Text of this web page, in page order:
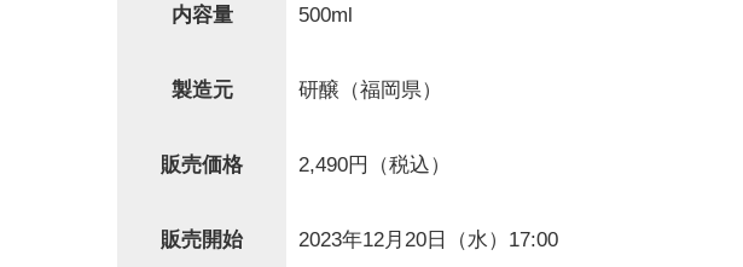
内容量 500ml
製造元 研醸（福岡県）
販売価格 2,490円（税込）
販売開始 2023年12月20日（水）17:00